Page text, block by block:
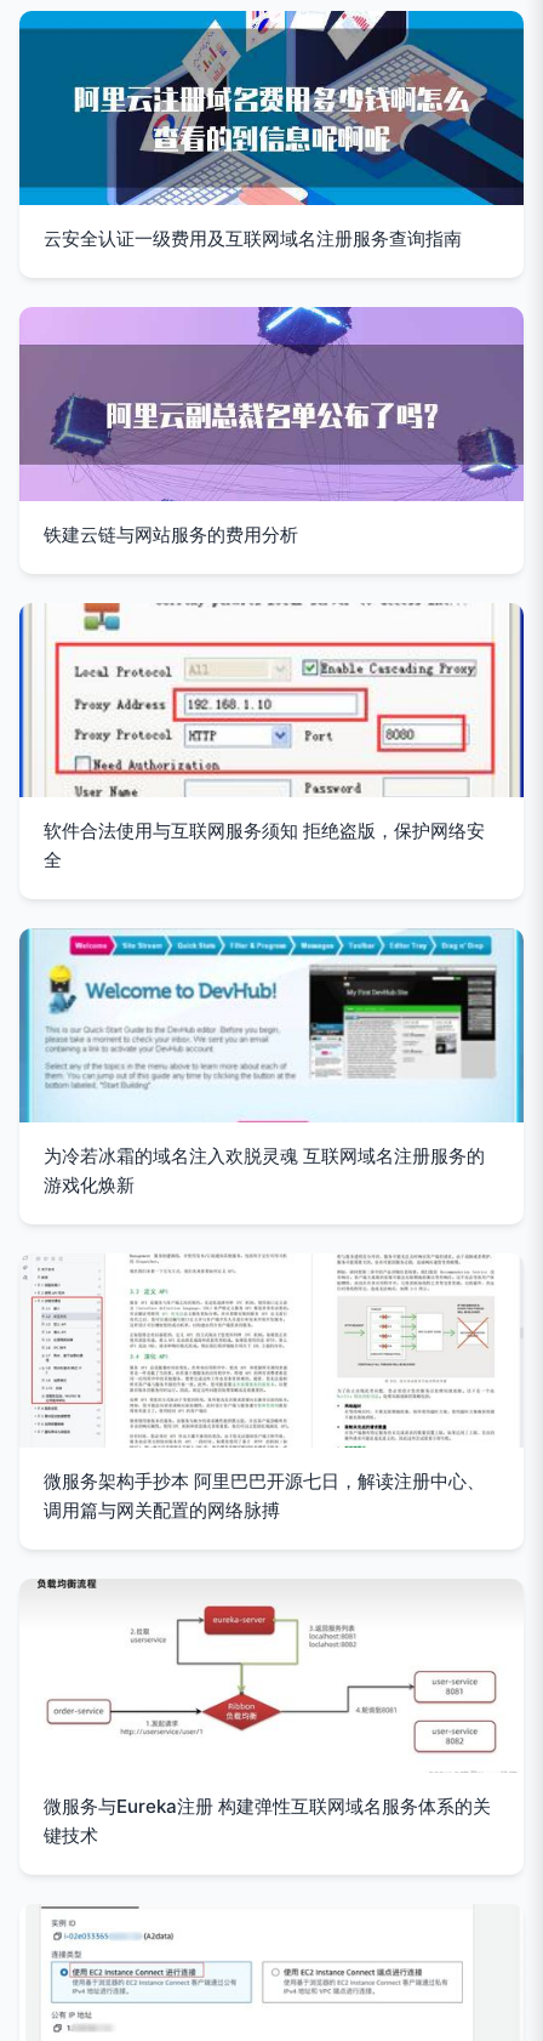
云安全认证一级费用及互联网域名注册服务查询指南
铁建云链与网站服务的费用分析
软件合法使用与互联网服务须知 拒绝盗版，保护网络安
全
为冷若冰霜的域名注入欢脱灵魂 互联网域名注册服务的
游戏化焕新
微服务架构手抄本 阿里巴巴开源七日，解读注册中心、
调用篇与网关配置的网络脉搏
微服务与Eureka注册 构建弹性互联网域名服务体系的关
键技术